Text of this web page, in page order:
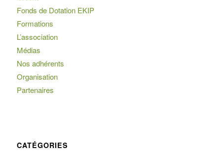
Fonds de Dotation EKIP
Formations
L’association
Médias
Nos adhérents
Organisation
Partenaires
CATÉGORIES